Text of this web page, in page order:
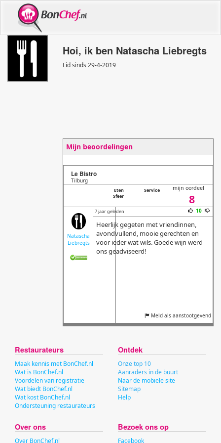
Hoi, ik ben Natascha Liebregts
Lid sinds 29-4-2019
Mijn beoordelingen
Le Bistro
Tilburg
Eten
Service
Sfeer
mijn oordeel
8
Natascha
Liebregts
7 jaar geleden 10
Heerlijk gegeten met vriendinnen,
avondvullend, mooie gerechten en
voor ieder wat wils. Goede wijn werd
ons geadviseerd!
Meld als aanstootgevend
Restaurateurs
Maak kennis met BonChef.nl
Wat is BonChef.nl
Voordelen van registratie
Wat biedt BonChef.nl
Wat kost BonChef.nl
Ondersteuning restaurateurs
Ontdek
Onze top 10
Aanraders in de buurt
Naar de mobiele site
Sitemap
Help
Over ons
Over BonChef.nl
Bezoek ons op
Facebook